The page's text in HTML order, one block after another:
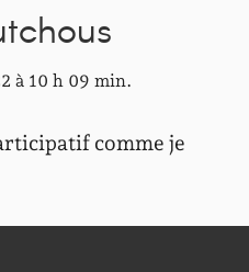
à 10 h 09 min.
comme je